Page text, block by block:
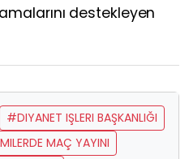
destekleyen
#DIYANET IŞLERI BAŞKANLIĞI
MAÇ YAYINI